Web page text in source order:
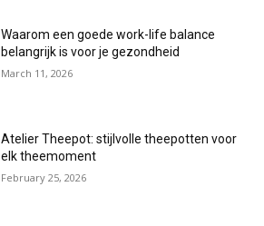
Waarom een goede work-life balance
belangrijk is voor je gezondheid
March 11, 2026
Atelier Theepot: stijlvolle theepotten voor
elk theemoment
February 25, 2026